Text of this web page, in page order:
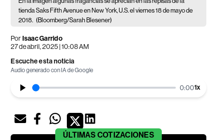
tienda Saks Fifth Avenue en New York, U.S. el viernes 18 de mayo de
2018. (Bloomberg/Sarah Blesener)
PorIsaac Garrido
27 de abril, 2025 | 10:08 AM
Escuche esta noticia
Audio generado con IA de Google
0:001x
ÚLTIMAS COTIZACIONES